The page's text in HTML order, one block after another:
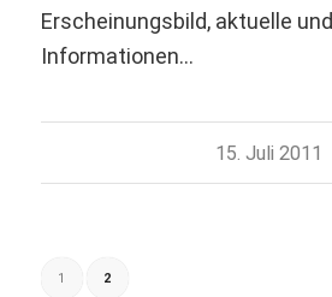
Erscheinungsbild, aktuelle
Informationen…
15. Juli 2011
1 2